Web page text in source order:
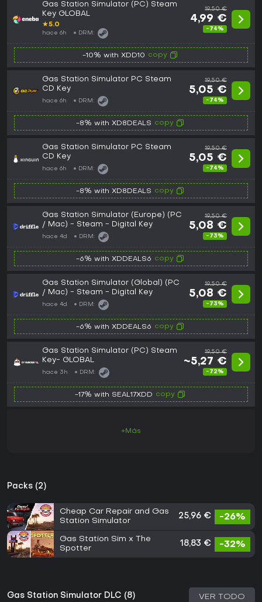
Gas Station Simulator (PC) Steam
Key GLOBAL
★5.0
hace 6h DRM:
19,50 €
4,99 €
-74%
-10% with XDD10 copy
Gas Station Simulator PC Steam
CD Key
hace 6h DRM:
19,50 €
5,05 €
-74%
-8% with XD8DEALS copy
Gas Station Simulator PC Steam
CD Key
hace 6h DRM:
19,50 €
5,05 €
-74%
-8% with XD8DEALS copy
Gas Station Simulator (Europe) (PC
/ Mac) - Steam - Digital Key
hace 4d DRM:
19,50 €
5,08 €
-73%
-6% with XDDEALS6 copy
Gas Station Simulator (Global) (PC
/ Mac) - Steam - Digital Key
hace 4d DRM:
19,50 €
5,08 €
-73%
-6% with XDDEALS6 copy
Gas Station Simulator (PC) Steam
Key- GLOBAL
hace 3h DRM:
19,50 €
~5,27 €
-72%
-17% with SEAL17XDD copy
+Más
Packs (2)
Cheap Car Repair and Gas
Station Simulator
25,96 € -26%
Gas Station Sim x The
Spotter
18,83 € -32%
Gas Station Simulator DLC (8) VER TODO